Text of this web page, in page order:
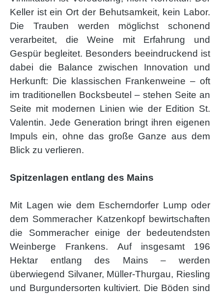
Keller ist ein Ort der Behutsamkeit, kein Labor.
Die Trauben werden möglichst schonend
verarbeitet, die Weine mit Erfahrung und
Gespür begleitet. Besonders beeindruckend ist
dabei die Balance zwischen Innovation und
Herkunft: Die klassischen Frankenweine – oft
im traditionellen Bocksbeutel – stehen Seite an
Seite mit modernen Linien wie der Edition St.
Valentin. Jede Generation bringt ihren eigenen
Impuls ein, ohne das große Ganze aus dem
Blick zu verlieren.
Spitzenlagen entlang des Mains
Mit Lagen wie dem Escherndorfer Lump oder
dem Sommeracher Katzenkopf bewirtschaften
die Sommeracher einige der bedeutendsten
Weinberge Frankens. Auf insgesamt 196
Hektar entlang des Mains – werden
überwiegend Silvaner, Müller-Thurgau, Riesling
und Burgundersorten kultiviert. Die Böden sind